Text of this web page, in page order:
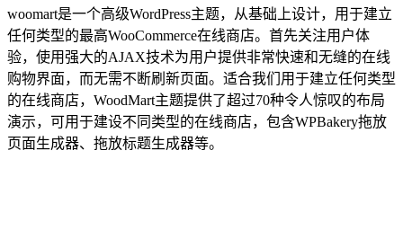
woomart是一个高级WordPress主题，从基础上设计，用于建立
任何类型的最高WooCommerce在线商店。首先关注用户体
验，使用强大的AJAX技术为用户提供非常快速和无缝的在线
购物界面，而无需不断刷新页面。适合我们用于建立任何类型
的在线商店，WoodMart主题提供了超过70种令人惊叹的布局
演示，可用于建设不同类型的在线商店，包含WPBakery拖放
页面生成器、拖放标题生成器等。